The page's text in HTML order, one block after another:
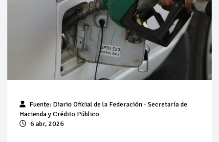
Pierde Pemex 71 millones de pesos al día por
"procesadoras" ilegales
Pacto dispara 83% ventas diésel Pemex
Incertidumbre regulatoria pone a prueba las inversiones de
las Estaciones de Servicio familiares
espera estabilización del mercado
Baja 5% más el precio internacional del crudo por posible
Fuente: Diario Oficial de la Federación - Secretaría de
Hacienda y Crédito Público
6 abr, 2026